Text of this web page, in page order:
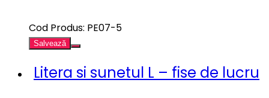
Cod Produs: PE07-5
Salvează
Litera si sunetul L – fise de lucru